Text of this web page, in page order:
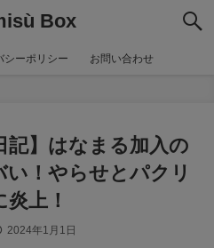
Box
シーポリシー お問い合わせ
記】はなまる加入の
い！やらせとパクリ
上！
2024年1月1日